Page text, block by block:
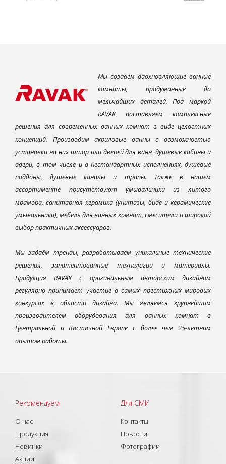
Мы создаем вдохновляющие ванные
комнаты, продуманные до
мельчайших деталей. Под маркой
RAVAK поставляем комплексные
решения для современных ванных комнат в виде целостных
концепций. Производим акриловые ванны с возможностью
установки на них штор или дверей для ванн, душевые кабины и
двери, в том числе и в нестандартных исполнениях, душевые
поддоны, душевые каналы и трапы. Также в нашем
ассортименте присутствуют умывальники из литого
мрамора, санитарная керамика (унитазы, биде и керамические
умывальники), мебель для ванных комнат, смесители и широкий
выбор практичных аксессуаров.
Мы задаём тренды, разрабатываем уникальные технические
решения, запатентованные технологии и материалы.
Продукция RAVAK с оригинальным авторским дизайном
регулярно принимает участие в самых престижных мировых
конкурсах в области дизайна. Мы являемся крупнейшим
производителем оборудования для ванных комнат в
Центральной и Восточной Европе с более чем 25-летним
опытом работы.
Рекомендуем
О нас
Продукция
Новинки
Акции
Для СМИ
Контакты
Новости
Фотографии